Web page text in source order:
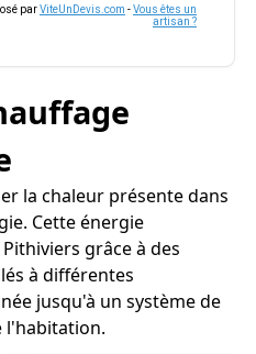
parViteUnDevis.com -Vous êtes un
artisan ?
la chaleur présente dans
Cette énergie
grâce à des
à différentes
jusqu'à un système de
l'habitation.